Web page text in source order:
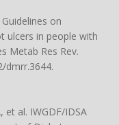
on
ulcers in people with
Metab Res Rev.
dmrr.3644.
et al. IWGDF/IDSA